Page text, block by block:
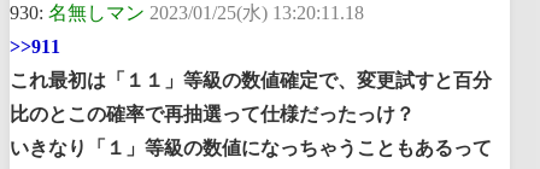
930: 名無しマン 2023/01/25(水) 13:20:11.18
>>911
これ最初は「１１」等級の数値確定で、変更試すと百分
比のとこの確率で再抽選って仕様だったっけ？
いきなり「１」等級の数値になっちゃうこともあるって